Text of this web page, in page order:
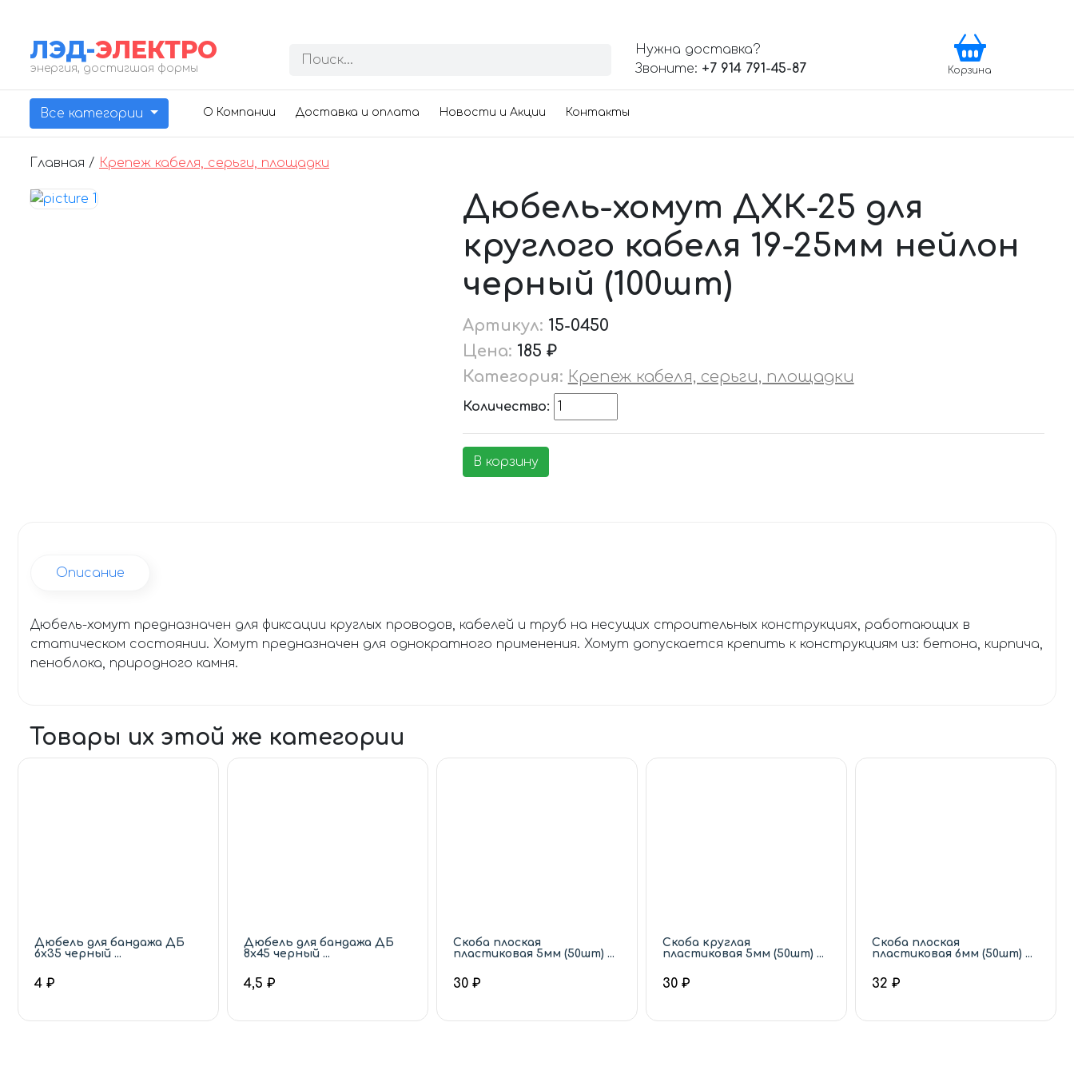
ЛЭД-ЭЛЕКТРО
энергия, достигшая формы
Нужна доставка?
Звоните: +7 914 791-45-87 Корзина
Все категории О Компании Доставка и оплата Новости и Акции Контакты
Главная / Крепеж кабеля, серьги, площадки
Дюбель-хомут ДХК-25 для
круглого кабеля 19-25мм нейлон
черный (100шт)
Артикул: 15-0450
Цена: 185 ₽
Категория: Крепеж кабеля, серьги, площадки
Количество:
В корзину
Описание
Дюбель-хомут предназначен для фиксации круглых проводов, кабелей и труб на несущих строительных конструкциях, работающих в
статическом состоянии. Хомут предназначен для однократного применения. Хомут допускается крепить к конструкциям из: бетона, кирпича,
пеноблока, природного камня.
Товары их этой же категории
Дюбель для бандажа ДБ
6х35 черный ...
4 ₽
Дюбель для бандажа ДБ
8х45 черный ...
4,5 ₽
Скоба плоская
пластиковая 5мм (50шт) ...
30 ₽
Скоба круглая
пластиковая 5мм (50шт) ...
30 ₽
Скоба плоская
пластиковая 6мм (50шт) ...
32 ₽